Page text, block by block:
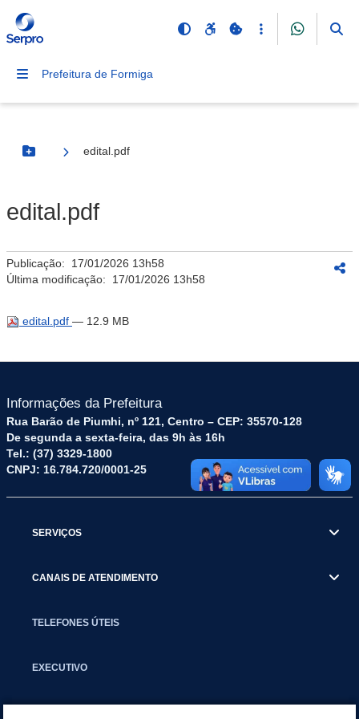
Prefeitura de Formiga
Botão Menu
edital.pdf
edital.pdf
Publicação: 17/01/2026 13h58
Última modificação: 17/01/2026 13h58
edital.pdf — 12.9 MB
Informações da Prefeitura
Rua Barão de Piumhi, nº 121, Centro – CEP: 35570-128
De segunda a sexta-feira, das 9h às 16h
Tel.: (37) 3329-1800
CNPJ: 16.784.720/0001-25
SERVIÇOS
CANAIS DE ATENDIMENTO
TELEFONES ÚTEIS
EXECUTIVO